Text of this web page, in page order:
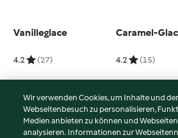
Vanilleglace
4.2 (27)
Caramel-
4.2 (15)
© Copyright 2026
Wir verwenden Cookies, um Inhalte und
Webseitenbesuch zu personalisieren,
Medien anbieten zu können und
analysieren. Informationen zur